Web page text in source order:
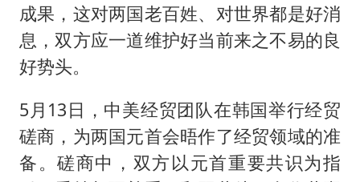
成果，这对两国老百姓、对世界都是好消
息，双方应一道维护好当前来之不易的良
好势头。
5月13日，中美经贸团队在韩国举行经贸
磋商，为两国元首会晤作了经贸领域的准
备。磋商中，双方以元首重要共识为指